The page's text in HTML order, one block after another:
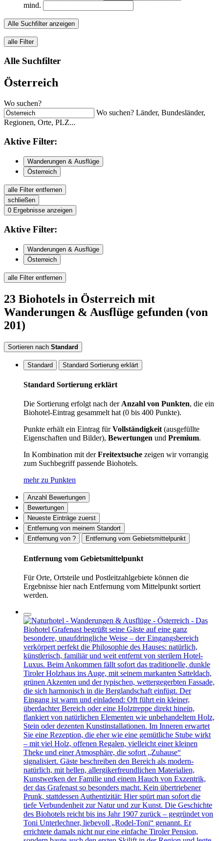
mind.
Alle Suchfilter anzeigen
alle Filter
Alle Suchfilter
Österreich
Wo suchen?
Wo suchen? Länder, Bundesländer,
Regionen, Orte, PLZ...
Aktive Filter:
Wanderungen & Ausflüge
Österreich
alle Filter entfernen
schließen
0 Ergebnisse anzeigen
Aktive Filter:
Wanderungen & Ausflüge
Österreich
alle Filter entfernen
23 Biohotels in Österreich mit
Wanderungen & Ausflüge gefunden (von
201)
Sortieren nach Standard
Standard Standard Sortierung erklärt
Standard Sortierung erklärt
Die Sortierung erfolgt nach derAnzahl von Punkten, die ein
Biohotel-Eintrag gesammelt hat (0 bis 400 Punkte).
Punkte erhält ein Eintrag fürVollständigkeit(ausgefüllte
Eigenschaften und Bilder), Bewertungen und Premium.
In Kombination mit derFreitextsuche zeigen wir vorrangig
zum Suchbegriff passende Biohotels.
mehr zu Punkten
Anzahl Bewertungen
Bewertungen
Neueste Einträge zuerst
Entfernung von meinem Standort
Entfernung von ?
Entfernung vom Gebietsmittelpunkt
Entfernung vom Gebietsmittelpunkt
Für Orte, Ortsteile und Postleitzahlgebiete können die
Ergebnisse hier nach Entfernung vom Mittelpunkt sortiert
werden.